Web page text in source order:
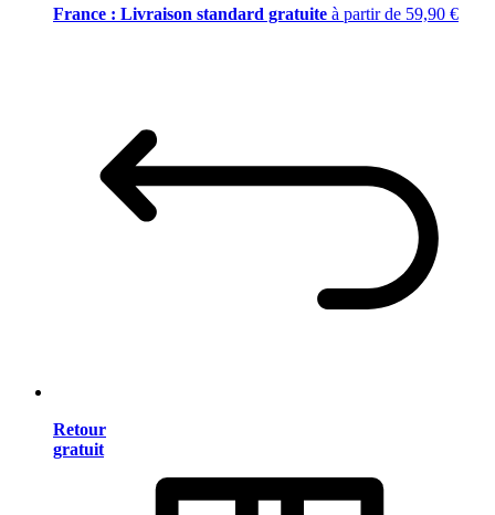
France : Livraison standard gratuite à partir de 59,90 €
Retour
gratuit